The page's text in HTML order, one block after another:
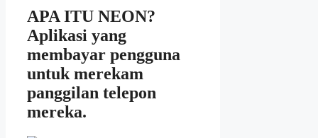
APA ITU NEON?
Aplikasi yang
membayar pengguna
untuk merekam
panggilan telepon
mereka.